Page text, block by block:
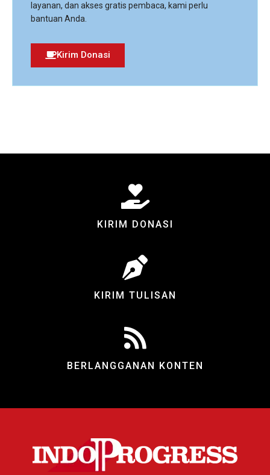
layanan, dan akses gratis pembaca, kami perlu
bantuan Anda.
Kirim Donasi
KIRIM DONASI
KIRIM TULISAN
BERLANGGANAN KONTEN